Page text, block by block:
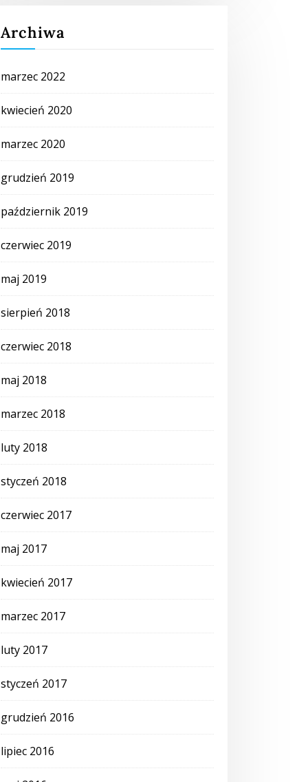
Archiwa
marzec 2022
kwiecień 2020
marzec 2020
grudzień 2019
październik 2019
czerwiec 2019
maj 2019
sierpień 2018
czerwiec 2018
maj 2018
marzec 2018
luty 2018
styczeń 2018
czerwiec 2017
maj 2017
kwiecień 2017
marzec 2017
luty 2017
styczeń 2017
grudzień 2016
lipiec 2016